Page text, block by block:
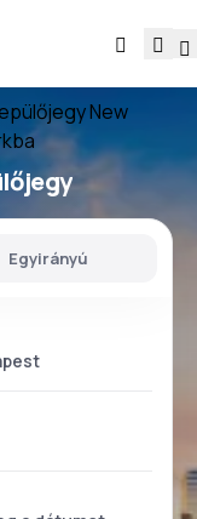
New
Egyirányú